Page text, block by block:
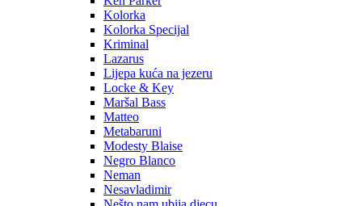
Kolorka
Kolorka Specijal
Kriminal
Lazarus
Lijepa kuća na jezeru
Locke & Key
Maršal Bass
Matteo
Metabaruni
Modesty Blaise
Negro Blanco
Neman
Nesavladimir